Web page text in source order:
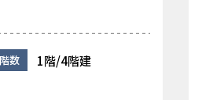
数 1階/4階建